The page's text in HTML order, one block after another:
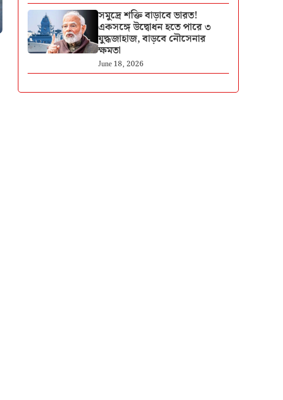
সমুদ্রে শক্তি বাড়াবে ভারত!
একসঙ্গে উদ্বোধন হতে পারে ৩
যুদ্ধজাহাজ, বাড়বে নৌসেনার
ক্ষমতা
June 18, 2026